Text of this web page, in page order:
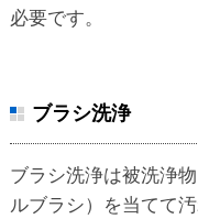
必要です。
ブラシ洗浄
ブラシ洗浄は被洗浄
ルブラシ）を当てて